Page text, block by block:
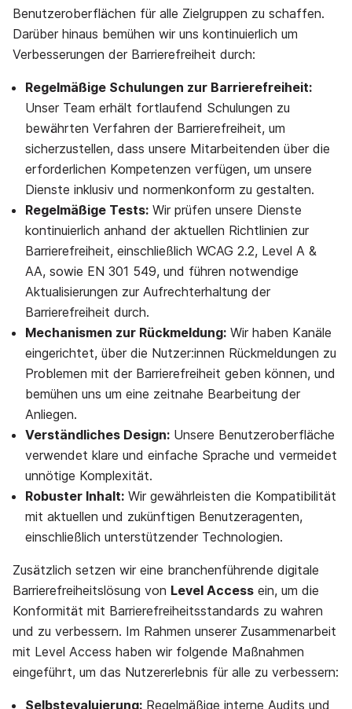
Benutzeroberflächen für alle Zielgruppen zu schaffen.
Darüber hinaus bemühen wir uns kontinuierlich um
Verbesserungen der Barrierefreiheit durch:
Regelmäßige Schulungen zur Barrierefreiheit:
Unser Team erhält fortlaufend Schulungen zu
bewährten Verfahren der Barrierefreiheit, um
sicherzustellen, dass unsere Mitarbeitenden über die
erforderlichen Kompetenzen verfügen, um unsere
Dienste inklusiv und normenkonform zu gestalten.
Regelmäßige Tests: Wir prüfen unsere Dienste
kontinuierlich anhand der aktuellen Richtlinien zur
Barrierefreiheit, einschließlich WCAG 2.2, Level A &
AA, sowie EN 301 549, und führen notwendige
Aktualisierungen zur Aufrechterhaltung der
Barrierefreiheit durch.
Mechanismen zur Rückmeldung: Wir haben Kanäle
eingerichtet, über die Nutzer:innen Rückmeldungen zu
Problemen mit der Barrierefreiheit geben können, und
bemühen uns um eine zeitnahe Bearbeitung der
Anliegen.
Verständliches Design: Unsere Benutzeroberfläche
verwendet klare und einfache Sprache und vermeidet
unnötige Komplexität.
Robuster Inhalt: Wir gewährleisten die Kompatibilität
mit aktuellen und zukünftigen Benutzeragenten,
einschließlich unterstützender Technologien.
Zusätzlich setzen wir eine branchenführende digitale
Barrierefreiheitslösung von Level Access ein, um die
Konformität mit Barrierefreiheitsstandards zu wahren
und zu verbessern. Im Rahmen unserer Zusammenarbeit
mit Level Access haben wir folgende Maßnahmen
eingeführt, um das Nutzererlebnis für alle zu verbessern:
Selbstevaluierung: Regelmäßige interne Audits und